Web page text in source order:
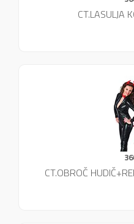
CT.LASULJA
CT.OBROČ